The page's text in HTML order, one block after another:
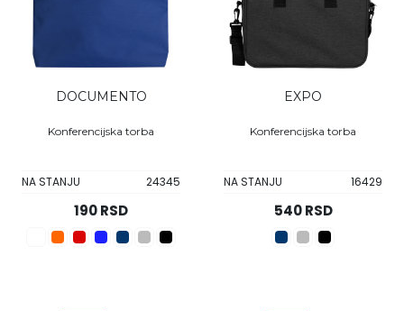
DOCUMENTO
Konferencijska torba
NA STANJU 24345
190 RSD
EXPO
Konferencijska torba
NA STANJU 16429
540 RSD